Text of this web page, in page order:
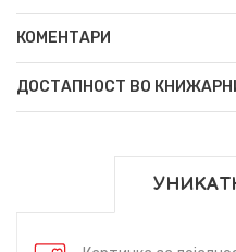
КОМЕНТАРИ
ДОСТАПНОСТ ВО